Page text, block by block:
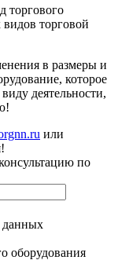
торгового
торговой
в размеры и
которое
деятельности,
или
по
данных
оборудования